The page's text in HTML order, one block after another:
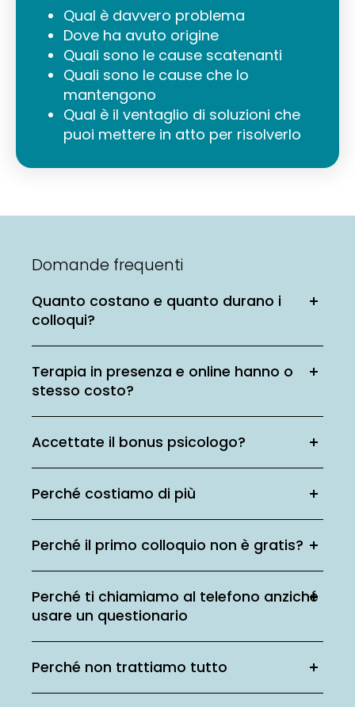
Qual è davvero problema
Dove ha avuto origine
Quali sono le cause scatenanti
Quali sono le cause che lo
mantengono
Qual è il ventaglio di soluzioni che
puoi mettere in atto per risolverlo
Domande frequenti
Quanto costano e quanto durano i
colloqui?
Terapia in presenza e online hanno o
stesso costo?
Accettate il bonus psicologo?
Perché costiamo di più
Perché il primo colloquio non è gratis?
Perché ti chiamiamo al telefono anziché
usare un questionario
Perché non trattiamo tutto